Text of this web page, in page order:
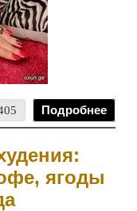
Подробнее
ягоды